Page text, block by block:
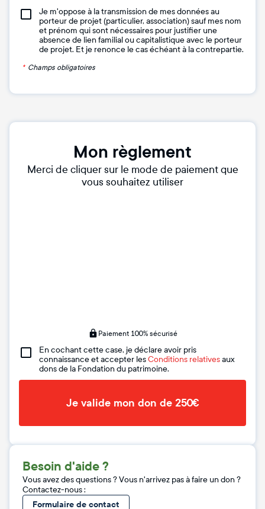
Je m'oppose à la transmission de mes données au
porteur de projet (particulier, association) sauf mes nom
et prénom qui sont nécessaires pour justifier une
absence de lien familial ou capitalistique avec le porteur
de projet. Et je renonce le cas échéant à la contrepartie.
* Champs obligatoires
Mon règlement
Merci de cliquer sur le mode de paiement que
vous souhaitez utiliser
Paiement 100% sécurisé
En cochant cette case, je déclare avoir pris
connaissance et accepter lesConditions relativesaux
dons de la Fondation du patrimoine.
Je valide mon don de 250€
Besoin d'aide ?
Vous avez des questions ? Vous n'arrivez pas à faire un don ?
Contactez-nous :
Formulaire de contact